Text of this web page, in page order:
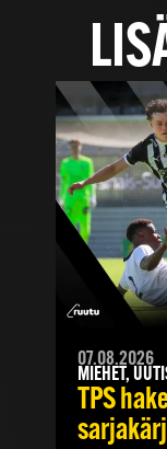
07.08.2026
MIEHET,
TPS